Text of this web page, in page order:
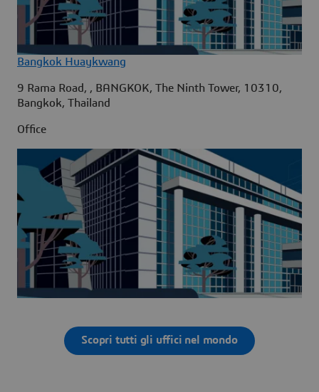
Bangkok Huaykwang
9 Rama Road, , BANGKOK, The Ninth Tower, 10310,
Bangkok, Thailand
Office
Scopri tutti gli uffici nel mondo